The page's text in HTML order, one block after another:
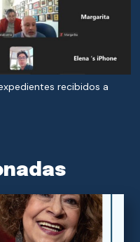
recibidos a